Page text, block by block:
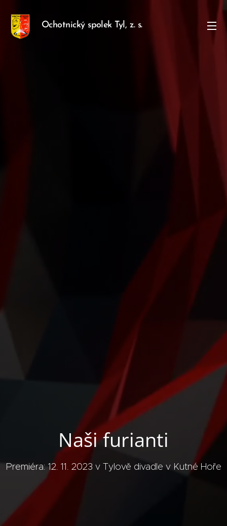
Ochotnický spolek Tyl, z. s.
Naši furianti
Premiéra: 12. 11. 2023 v Tylově divadle v Kutné Hoře